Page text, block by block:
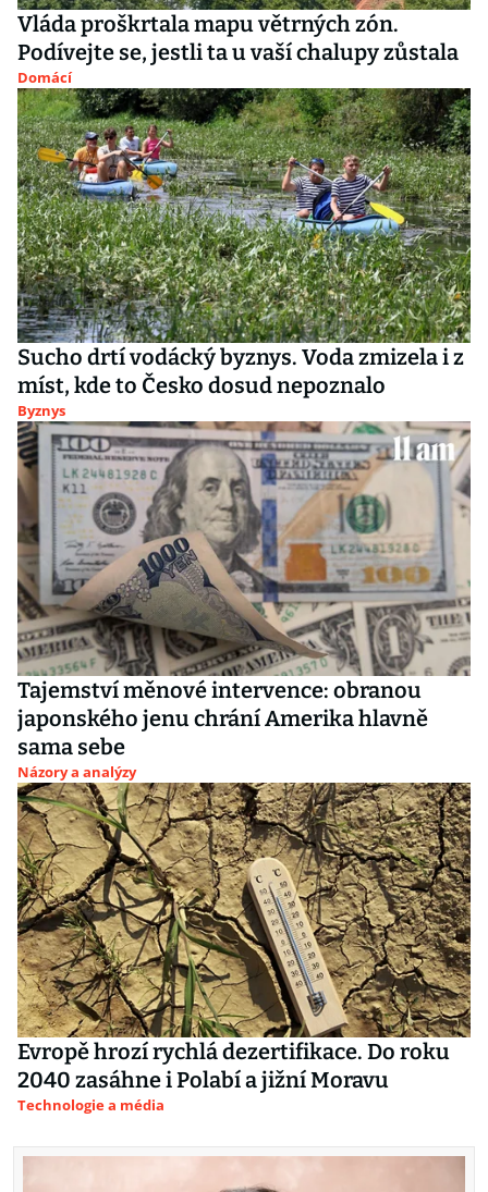
Vláda proškrtala mapu větrných zón.
Podívejte se, jestli ta u vaší chalupy zůstala
Domácí
Sucho drtí vodácký byznys. Voda zmizela i z
míst, kde to Česko dosud nepoznalo
Byznys
Tajemství měnové intervence: obranou
japonského jenu chrání Amerika hlavně
sama sebe
Názory a analýzy
Evropě hrozí rychlá dezertifikace. Do roku
2040 zasáhne i Polabí a jižní Moravu
Technologie a média